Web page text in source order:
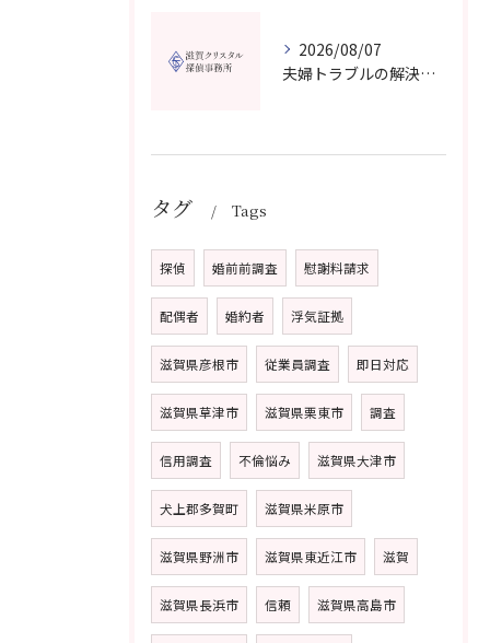
2026/08/07
夫婦トラブルの解決に役立つカウンセリングと滋賀県近江八幡市で相談先を選ぶコツ
タグ Tags
探偵 婚前前調査 慰謝料請求
配偶者 婚約者 浮気証拠
滋賀県彦根市 従業員調査 即日対応
滋賀県草津市 滋賀県栗東市 調査
信用調査 不倫悩み 滋賀県大津市
犬上郡多賀町 滋賀県米原市
滋賀県野洲市 滋賀県東近江市 滋賀
滋賀県長浜市 信頼 滋賀県高島市